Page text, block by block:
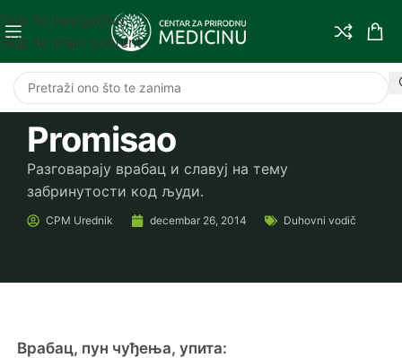
Skip to navigation
Skip to main content
Promisao
Разговарају врабац и славуј на тему
забринутости код људи.
CPM Urednik decembar 26, 2014 Duhovni vodič
Врабац, пун чуђења, упита: